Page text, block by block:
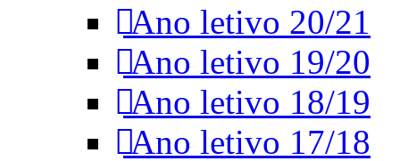
Ano letivo 20/21
Ano letivo 19/20
Ano letivo 18/19
Ano letivo 17/18